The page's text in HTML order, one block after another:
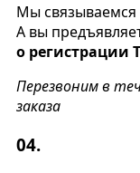
Мы связываемся
А вы
о регистрации
Перезвоним в
заказа
04.